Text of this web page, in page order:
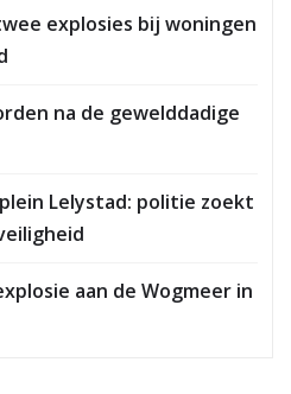
explosies bij woningen
na de gewelddadige
Lelystad: politie zoekt
aan de Wogmeer in